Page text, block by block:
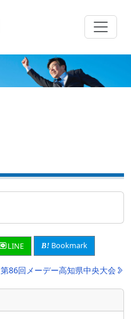
LINE Bookmark
第86回メーデー高知県中央大会